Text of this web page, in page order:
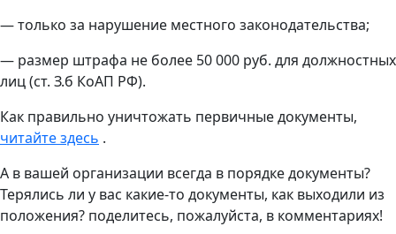
— только за нарушение местного законодательства;
— размер штрафа не более 50 000 руб. для должностных
лиц (ст. З.б КоАП РФ).
Как правильно уничтожать первичные документы,
читайте здесь .
А в вашей организации всегда в порядке документы?
Терялись ли у вас какие-то документы, как выходили из
положения? поделитесь, пожалуйста, в комментариях!